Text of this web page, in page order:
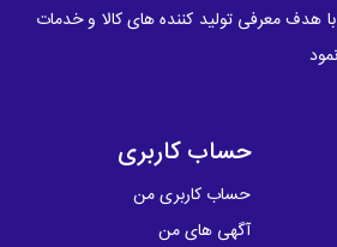
ساختمانیکا در سال 1398 با هدف معرفی تولید کننده های کالا و خدمات
حساب کاربری
حساب کاربری من
آگهی های من